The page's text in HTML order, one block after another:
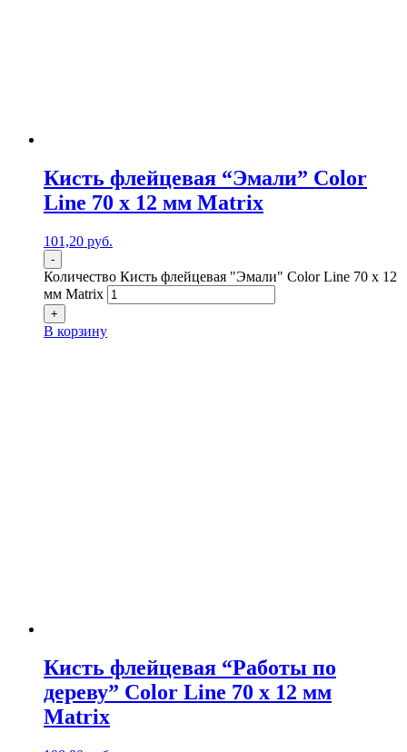
Кисть флейцевая “Эмали” Color
Line 70 х 12 мм Matrix
101,20 руб.
-
Количество Кисть флейцевая "Эмали" Color Line 70 х 12
мм Matrix
+
В корзину
Кисть флейцевая “Работы по
дереву” Color Line 70 х 12 мм
Matrix